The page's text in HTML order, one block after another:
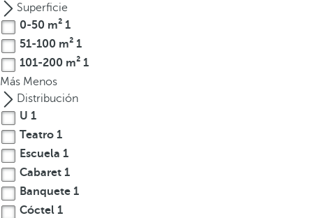
u
e
d
e
s
p
u
l
s
r
l
a
Superficie
0-50 m² 1
51-100 m² 1
101-200 m² 1
Más Menos
Distribución
U 1
Teatro 1
Escuela 1
Cabaret 1
Banquete 1
Cóctel 1